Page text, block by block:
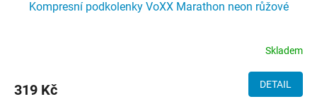
Kompresní podkolenky VoXX Marathon neon růžové
Skladem
319 Kč DETAIL